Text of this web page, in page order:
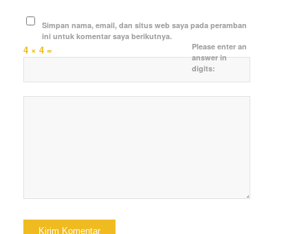
Simpan nama, email, dan situs web saya pada peramban
ini untuk komentar saya berikutnya.
Please enter an
answer in
digits:
4 × 4 =